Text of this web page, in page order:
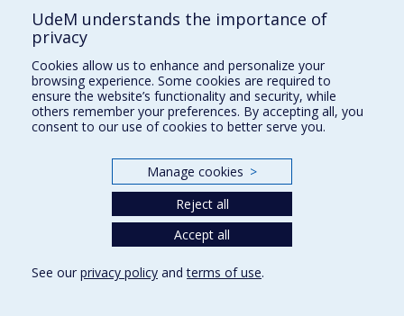
Comment soutenir le Département?
BESOIN D'AIDE?
Plan du site
Signaler une erreur
Accessibilité
Nos départements et écoles
UdeM understands the importance of
privacy
Cookies allow us to enhance and personalize your
browsing experience. Some cookies are required to
ensure the website’s functionality and security, while
others remember your preferences. By accepting all, you
consent to our use of cookies to better serve you.
Manage cookies >
Reject all
Accept all
See our privacy policy andterms of use.